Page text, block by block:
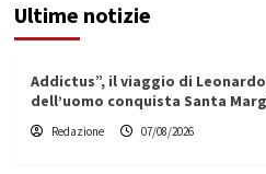
Ultime notizie
Addictus”, il viaggio di
dell’uomo conquista Santa
Redazione 07/08/2026